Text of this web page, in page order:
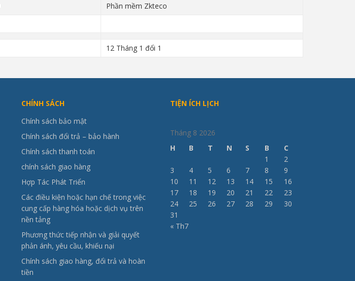
Phần mềm Zkteco
12 Tháng 1 đổi 1
CHÍNH SÁCH
Chính sách bảo mật
Chính sách đổi trả – bảo hành
Chính sách thanh toán
chính sách giao hàng
Hợp Tác Phát Triển
Các điều kiện hoặc hạn chế trong việc
cung cấp hàng hóa hoặc dịch vụ trên
nền tảng
Phương thức tiếp nhận và giải quyết
phản ánh, yêu cầu, khiếu nại
Chính sách giao hàng, đổi trả và hoàn
tiền
TIỆN ÍCH LỊCH
Tháng 8 2026
H
B T N S B
C
1
2
3
4 5 6 7 8
9
10
11 12 13 14 15
16
17
18 19 20 21 22
23
24
25 26 27 28 29
30
31
« Th7